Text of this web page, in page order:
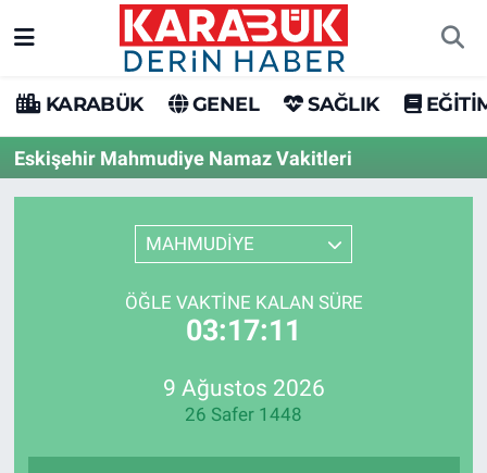
KARABÜK GENEL SAĞLIK
Eskişehir Mahmudiye Namaz Vakitleri
MAHMUDİYE
ÖĞLE VAKTINE KALAN SÜRE
03:17:11
9 Ağustos 2026
26 Safer 1448
Karabük Hava Durumu
Karabük Trafik Yoğunluk Haritası
Süper Lig Puan Durumu ve Fikstür
Tüm Manşetler